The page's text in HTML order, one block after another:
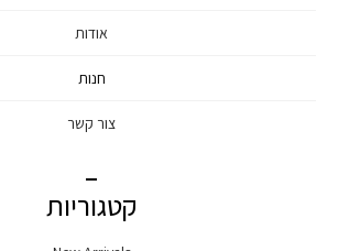
אודות
חנות
צור קשר
קטגוריות